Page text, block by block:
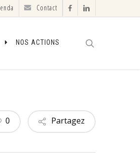
facebooklinkedin
Contact
NOS ACTIONS
Partagez
0